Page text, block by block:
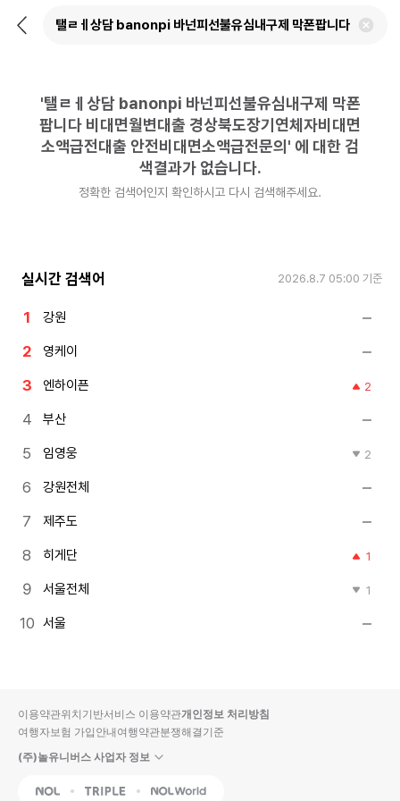
뒤
검
'탤ㄹㅔ상담 banonpi 바넌피선불유심내구제 막폰
팝니다 비대면월변대출 경상북도장기연체자비대면
소액급전대출 안전비대면소액급전문의 ' 에 대한 검
색결과가 없습니다.
정확한 검색어인지 확인하시고 다시 검색해주세요.
실시간 검색어 2026.8.7 05:00 기준
강원
영케이
엔하이픈 2
부산
임영웅 2
강원전체
제주도
히게단 1
서울전체 1
서울
이용약관위치기반서비스 이용약관개인정보 처리방침
여행자보험 가입안내여행약관분쟁해결기준
(주)놀유니버스 사업자 정보
NOL Triple Interpark Global